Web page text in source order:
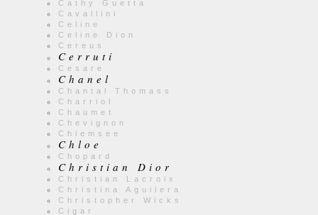
Cathy Guetta
Cavallini
Celine
Celine Dion
Cereus
Cerruti
Cesare
Chanel
Chantal Thomass
Charriol
Chaumet
Chevignon
Chiemsee
Chloe
Chopard
Christian Dior
Christian Lacroix
Christina Aguilera
Christopher Wicks
Cigar